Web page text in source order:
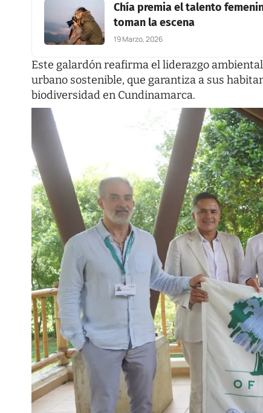
Chía premia el talento
toman la escena
19 Marzo, 2026
Este galardón reafirma el liderazgo
urbano sostenible, que garantiza a sus
biodiversidad en Cundinamarca.